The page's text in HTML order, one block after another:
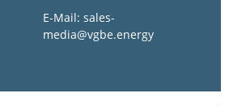
E-Mail: sales-
media@vgbe.energy